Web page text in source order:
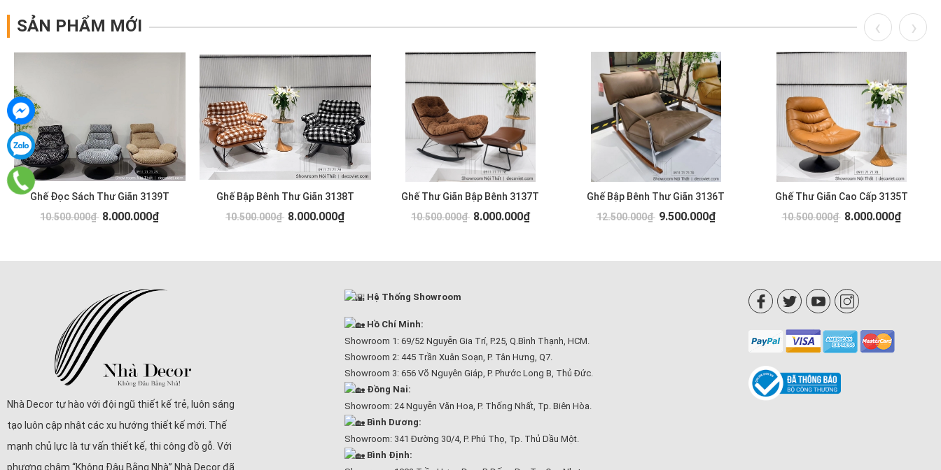
SẢN PHẨM MỚI
Ghế Đọc Sách Thư Giãn 3139T
10.500.000₫ 8.000.000₫
Ghế Bập Bênh Thư Giãn 3138T
10.500.000₫ 8.000.000₫
Ghế Thư Giãn Bập Bênh 3137T
10.500.000₫ 8.000.000₫
Ghế Bập Bênh Thư Giãn 3136T
12.500.000₫ 9.500.000₫
Ghế Thư Giãn Cao Cấp 3135T
10.500.000₫ 8.000.000₫
Nhà Decor tự hào với đội ngũ thiết kế trẻ, luôn sáng
tạo luôn cập nhật các xu hướng thiết kế mới. Thế
mạnh chủ lực là tư vấn thiết kế, thi công đồ gỗ. Với
phương châm “Không Đâu Bằng Nhà” Nhà Decor đã
Hệ Thống Showroom
Hồ Chí Minh:
Showroom 1: 69/52 Nguyễn Gia Trí, P.25, Q.Bình Thạnh, HCM.
Showroom 2: 445 Trần Xuân Soạn, P. Tân Hưng, Q7.
Showroom 3: 656 Võ Nguyên Giáp, P. Phước Long B, Thủ Đức.
Đồng Nai:
Showroom: 24 Nguyễn Văn Hoa, P. Thống Nhất, Tp. Biên Hòa.
Bình Dương:
Showroom: 341 Đường 30/4, P. Phú Thọ, Tp. Thủ Dầu Một.
Bình Định: